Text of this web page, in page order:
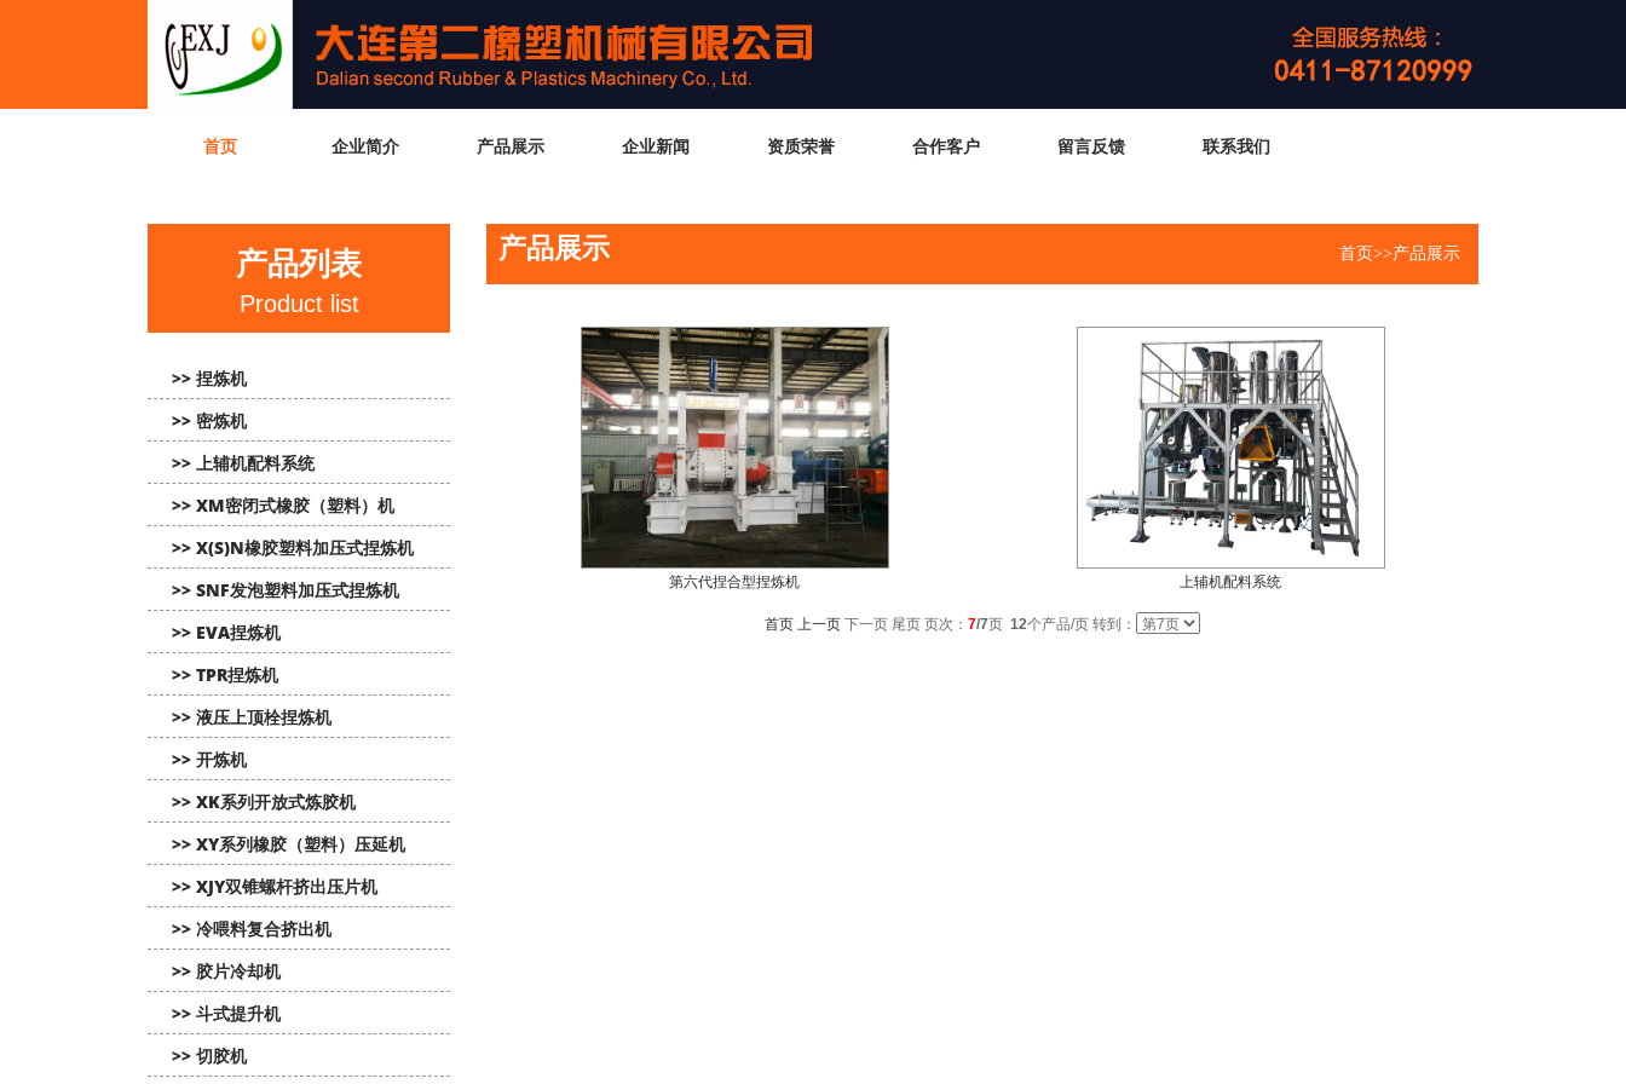
首页 企业简介 产品展示 企业新闻 资质荣誉 合作客户 留言反馈 联系我们
产品列表
Product list
>> 捏炼机
>> 密炼机
>> 上辅机配料系统
>> XM密闭式橡胶（塑料）机
>> X(S)N橡胶塑料加压式捏炼机
>> SNF发泡塑料加压式捏炼机
>> EVA捏炼机
>> TPR捏炼机
>> 液压上顶栓捏炼机
>> 开炼机
>> XK系列开放式炼胶机
>> XY系列橡胶（塑料）压延机
>> XJY双锥螺杆挤出压片机
>> 冷喂料复合挤出机
>> 胶片冷却机
>> 斗式提升机
>> 切胶机
产品展示 首页>>产品展示
第六代捏合型捏炼机 上辅机配料系统
首页 上一页 下一页 尾页 页次： 7/7页 12个产品/页 转到：